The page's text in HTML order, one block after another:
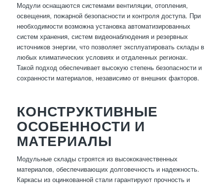
Модули оснащаются системами вентиляции, отопления,
освещения, пожарной безопасности и контроля доступа. При
необходимости возможна установка автоматизированных
систем хранения, систем видеонаблюдения и резервных
источников энергии, что позволяет эксплуатировать склады в
любых климатических условиях и отдаленных регионах.
Такой подход обеспечивает высокую степень безопасности и
сохранности материалов, независимо от внешних факторов.
КОНСТРУКТИВНЫЕ
ОСОБЕННОСТИ И
МАТЕРИАЛЫ
Модульные склады строятся из высококачественных
материалов, обеспечивающих долговечность и надежность.
Каркасы из оцинкованной стали гарантируют прочность и